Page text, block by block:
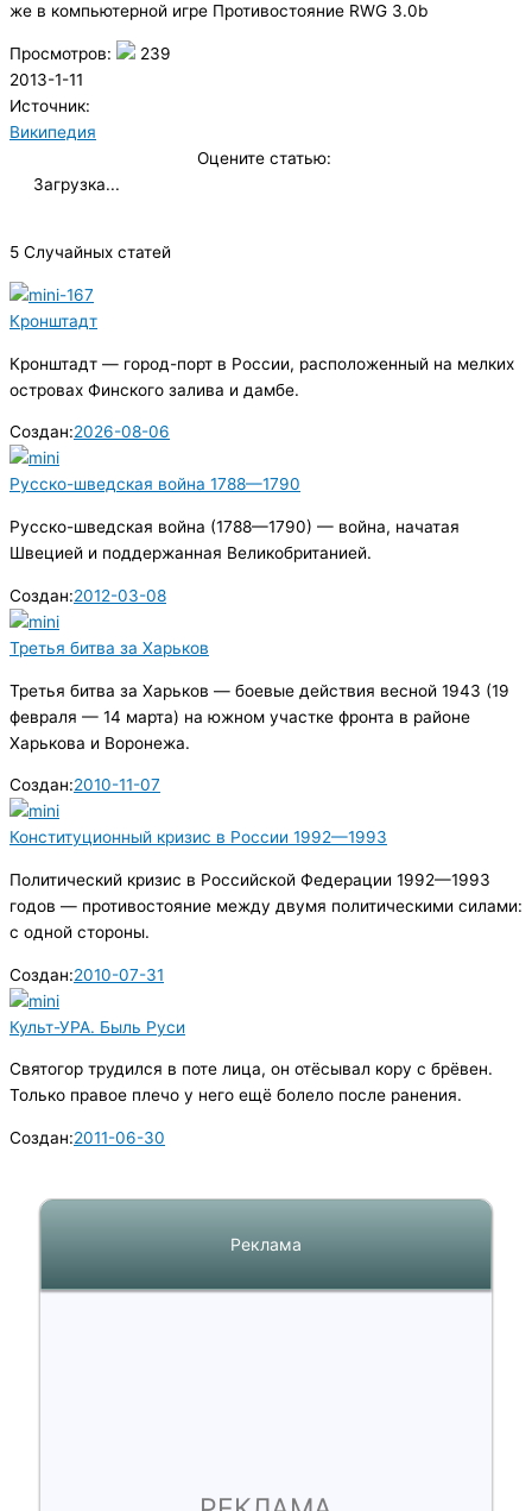
же в компьютерной игре Противостояние RWG 3.0b
Просмотров:
239
2013-1-11
Источник:
Википедия
Оцените статью:
Загрузка...
5 Случайных статей
Кронштадт
Кронштадт — город-порт в России, расположенный на мелких
островах Финского залива и дамбе.
Создан:2026-08-06
Русско-шведская война 1788—1790
Русско-шведская война (1788—1790) — война, начатая
Швецией и поддержанная Великобританией.
Создан:2012-03-08
Третья битва за Харьков
Третья битва за Харьков — боевые действия весной 1943 (19
февраля — 14 марта) на южном участке фронта в районе
Харькова и Воронежа.
Создан:2010-11-07
Конституционный кризис в России 1992—1993
Политический кризис в Российской Федерации 1992—1993
годов — противостояние между двумя политическими силами:
с одной стороны.
Создан:2010-07-31
Культ-УРА. Быль Руси
Святогор трудился в поте лица, он отёсывал кору с брёвен.
Только правое плечо у него ещё болело после ранения.
Создан:2011-06-30
Реклама